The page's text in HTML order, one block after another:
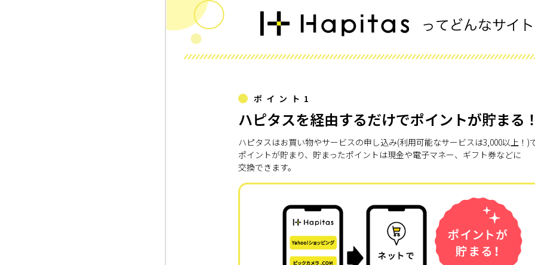
ポイント1
ハピタスを経由するだけでポイントが貯まる
ハピタスはお買い物やサービスの申し込み(利用可能なサービスは3,000以上！)
ポイントが貯まり、貯まったポイントは現金や電子マネー、ギフト券などに
交換できます。